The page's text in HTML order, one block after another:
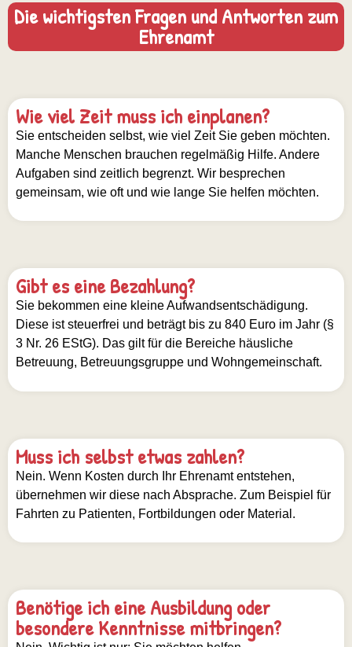
Die wichtigsten Fragen und Antworten zum
Ehrenamt
Wie viel Zeit muss ich einplanen?
Sie entscheiden selbst, wie viel Zeit Sie geben möchten.
Manche Menschen brauchen regelmäßig Hilfe. Andere
Aufgaben sind zeitlich begrenzt. Wir besprechen
gemeinsam, wie oft und wie lange Sie helfen möchten.
Gibt es eine Bezahlung?
Sie bekommen eine kleine Aufwandsentschädigung.
Diese ist steuerfrei und beträgt bis zu 840 Euro im Jahr (§
3 Nr. 26 EStG). Das gilt für die Bereiche häusliche
Betreuung, Betreuungsgruppe und Wohngemeinschaft.
Muss ich selbst etwas zahlen?
Nein. Wenn Kosten durch Ihr Ehrenamt entstehen,
übernehmen wir diese nach Absprache. Zum Beispiel für
Fahrten zu Patienten, Fortbildungen oder Material.
Benötige ich eine Ausbildung oder
besondere Kenntnisse mitbringen?